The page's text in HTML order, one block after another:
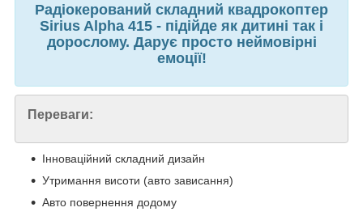
Радіокерований складний квадрокоптер
Sirius Alpha 415 - підійде як дитині так і
дорослому. Дарує просто неймовірні
емоції!
Переваги:
Інноваційний складний дизайн
Утримання висоти (авто зависання)
Авто повернення додому